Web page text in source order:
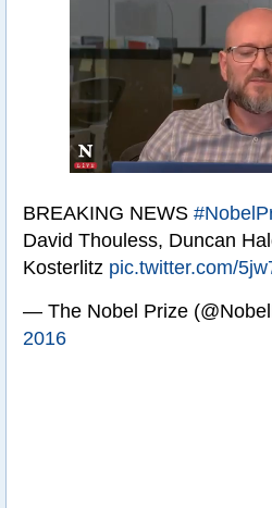
BREAKING NEWS
David Thouless, Duncan
Kosterlitz pic.twitter.com/
— The Nobel Prize
2016